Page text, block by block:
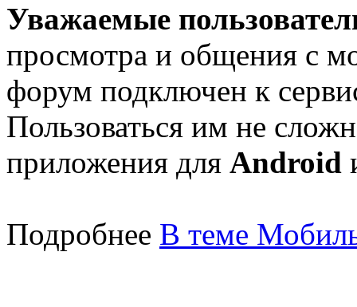
Уважаемые
просмотра и общения с
форум подключен к
Пользоваться им не
приложения для Android
Подробнее В теме